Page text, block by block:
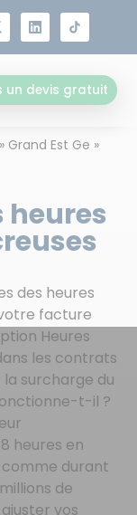
un devis gratuit
» Grand Est Ge »
heures
des heures
facture
Heures
les contrats
surcharge du
t-il ?
heures en
durant
de
vos